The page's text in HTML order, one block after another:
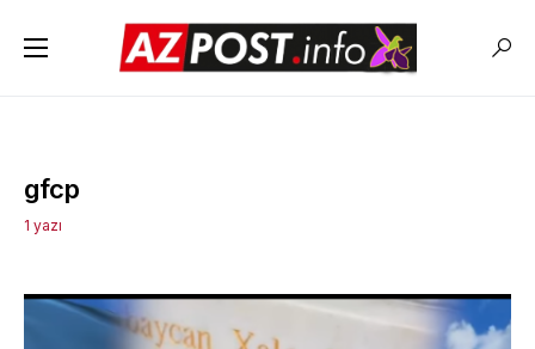
gfcp
1 yazı